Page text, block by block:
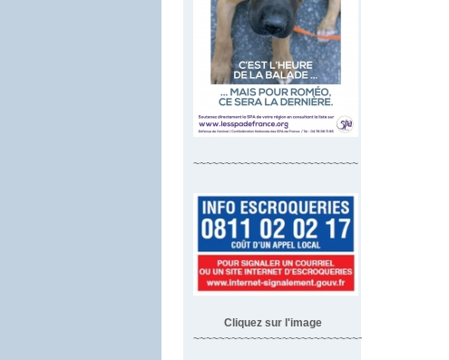
~~~~~~~~~~~~~~~~~~~~~~~~~~
Cliquez sur l'image
~~~~~~~~~~~~~~~~~~~~~~~~~~~~~~~~~~~~